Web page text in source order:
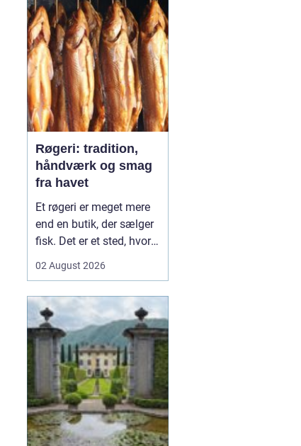
Røgeri: tradition,
håndværk og smag
fra havet
Et røgeri er meget mere
end en butik, der sælger
fisk. Det er et sted, hvor
håndværkstraditioner
lokal kultur. Her
forvandles fisk fra havet
til røgede delikatesser
med dyb sm...
02 August 2026